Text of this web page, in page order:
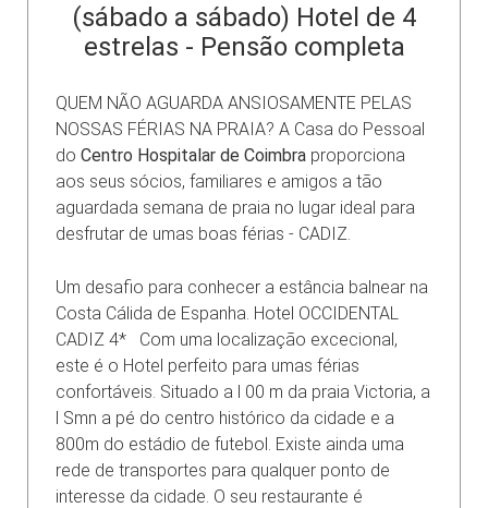
(sábado a sábado) Hotel de 4
estrelas - Pensão completa
QUEM NÃO AGUARDA ANSIOSAMENTE PELAS
NOSSAS FÉRIAS NA PRAIA? A Casa do Pessoal
do Centro Hospitalar de Coimbra proporciona
aos seus sócios, familiares e amigos a tão
aguardada semana de praia no lugar ideal para
desfrutar de umas boas férias - CADIZ.
Um desafio para conhecer a estância balnear na
Costa Cálida de Espanha. Hotel OCCIDENTAL
CADIZ 4* Com uma localização excecional,
este é o Hotel perfeito para umas férias
confortáveis. Situado a l 00 m da praia Victoria, a
l Smn a pé do centro histórico da cidade e a
800m do estádio de futebol. Existe ainda uma
rede de transportes para qualquer ponto de
interesse da cidade. O seu restaurante é